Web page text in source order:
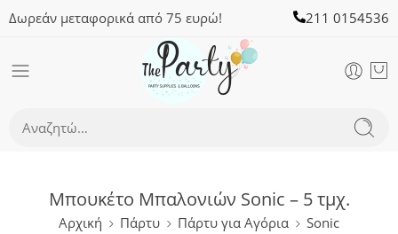
Δωρεάν μεταφορικά από 75 ευρώ! 211 0154536
Μπουκέτο Μπαλονιών Sonic – 5 τμχ.
Αρχική Πάρτυ Πάρτυ για Αγόρια Sonic